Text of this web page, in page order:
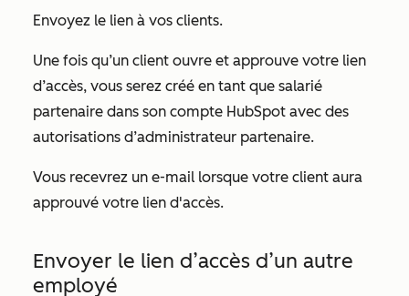
Envoyez le lien à vos clients.
Une fois qu’un client ouvre et approuve votre lien
d’accès, vous serez créé en tant que salarié
partenaire dans son compte HubSpot avec des
autorisations d’administrateur partenaire.
Vous recevrez un e-mail lorsque votre client aura
approuvé votre lien d'accès.
Envoyer le lien d’accès d’un autre
employé